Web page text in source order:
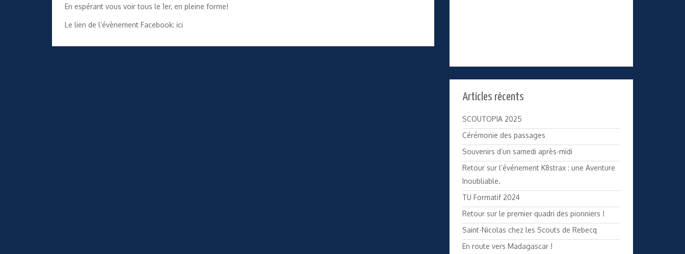
En espérant vous voir tous le 1er, en pleine forme!
Le lien de l’évènement Facebook: ici
Articles récents
SCOUTOPIA 2025
Cérémonie des passages
Souvenirs d’un samedi après-midi
Retour sur l’événement K8strax : une Aventure
Inoubliable.
TU Formatif 2024
Retour sur le premier quadri des pionniers !
Saint-Nicolas chez les Scouts de Rebecq
En route vers Madagascar !